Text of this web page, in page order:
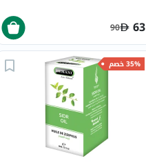
63
90
35% خصم